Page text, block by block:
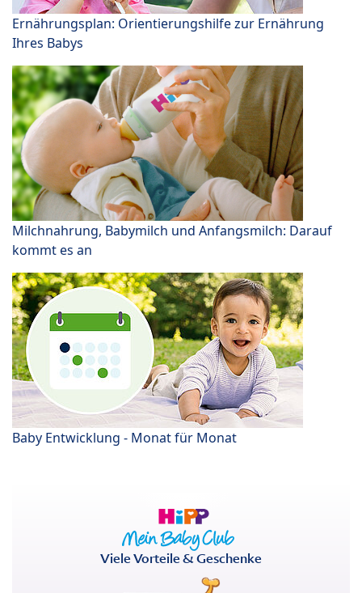
Ernährungsplan: Orientierungshilfe zur Ernährung
Ihres Babys
Milchnahrung, Babymilch und Anfangsmilch: Darauf
kommt es an
Baby Entwicklung - Monat für Monat
Viele Vorteile & Geschenke